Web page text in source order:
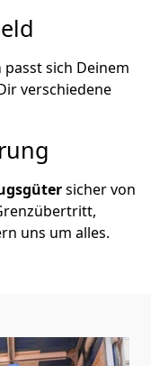
passt sich Deinem
verschiedene
sicher von
uns um alles.